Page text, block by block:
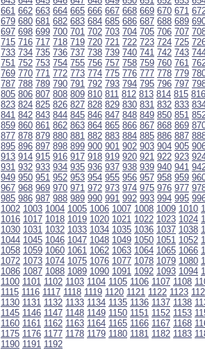
661 662 663 664 665 666 667 668 669 670 671
679 680 681 682 683 684 685 686 687 688 689
697 698 699 700 701 702 703 704 705 706 707
715 716 717 718 719 720 721 722 723 724 725
733 734 735 736 737 738 739 740 741 742 743
751 752 753 754 755 756 757 758 759 760 761
769 770 771 772 773 774 775 776 777 778 779
787 788 789 790 791 792 793 794 795 796 797
805 806 807 808 809 810 811 812 813 814 815 816
823 824 825 826 827 828 829 830 831 832 833
841 842 843 844 845 846 847 848 849 850 851
859 860 861 862 863 864 865 866 867 868 869
877 878 879 880 881 882 883 884 885 886 887
895 896 897 898 899 900 901 902 903 904 905
913 914 915 916 917 918 919 920 921 922 923
931 932 933 934 935 936 937 938 939 940 941
949 950 951 952 953 954 955 956 957 958 959
967 968 969 970 971 972 973 974 975 976 977
985 986 987 988 989 990 991 992 993 994 995
1002 1003 1004 1005 1006 1007 1008 1009 1010
1016 1017 1018 1019 1020 1021 1022 1023 1024
1030 1031 1032 1033 1034 1035 1036 1037 1038
1044 1045 1046 1047 1048 1049 1050 1051 1052
1058 1059 1060 1061 1062 1063 1064 1065 1066
1072 1073 1074 1075 1076 1077 1078 1079 1080
1086 1087 1088 1089 1090 1091 1092 1093 1094
1100 1101 1102 1103 1104 1105 1106 1107 1108
1115 1116 1117 1118 1119 1120 1121 1122 1123
1130 1131 1132 1133 1134 1135 1136 1137 1138
1145 1146 1147 1148 1149 1150 1151 1152 1153
1160 1161 1162 1163 1164 1165 1166 1167 1168
1175 1176 1177 1178 1179 1180 1181 1182 1183
1190 1191 1192